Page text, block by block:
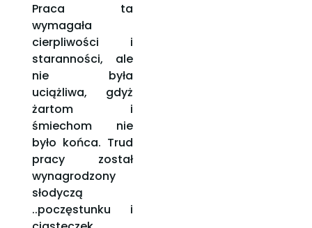
Praca ta
wymagała
cierpliwości i
staranności, ale
nie była
uciążliwa, gdyż
żartom i
śmiechom nie
było końca. Trud
pracy został
wynagrodzony
słodyczą
..poczęstunku i